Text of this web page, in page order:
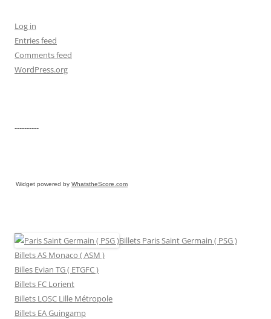
Log in
Entries feed
Comments feed
WordPress.org
----------
Widget powered by WhatstheScore.com
Billets Paris Saint Germain ( PSG )
Billets AS Monaco ( ASM )
Billes Evian TG ( ETGFC )
Billets FC Lorient
Billets LOSC Lille Métropole
Billets EA Guingamp